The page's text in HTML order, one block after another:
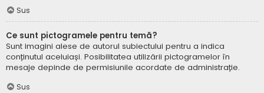
Sus
Ce sunt pictogramele pentru temă?
Sunt imagini alese de autorul subiectului pentru a indica
conținutul aceluiași. Posibilitatea utilizării pictogramelor în
mesaje depinde de permisiunile acordate de administrație.
Sus